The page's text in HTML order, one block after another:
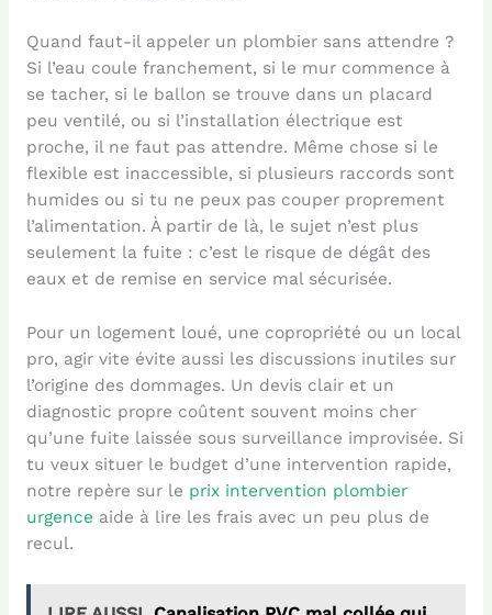
Quand faut-il appeler un plombier sans attendre ?
Si l’eau coule franchement, si le mur commence à
se tacher, si le ballon se trouve dans un placard
peu ventilé, ou si l’installation électrique est
proche, il ne faut pas attendre. Même chose si le
flexible est inaccessible, si plusieurs raccords sont
humides ou si tu ne peux pas couper proprement
l’alimentation. À partir de là, le sujet n’est plus
seulement la fuite : c’est le risque de dégât des
eaux et de remise en service mal sécurisée.
Pour un logement loué, une copropriété ou un local
pro, agir vite évite aussi les discussions inutiles sur
l’origine des dommages. Un devis clair et un
diagnostic propre coûtent souvent moins cher
qu’une fuite laissée sous surveillance improvisée. Si
tu veux situer le budget d’une intervention rapide,
notre repère sur le prix intervention plombier
urgence aide à lire les frais avec un peu plus de
recul.